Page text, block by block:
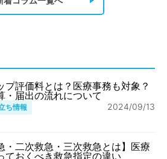
プ評価料とは？医療事務も対象？
・届出の流れについて
ち情報 2024/09/13
・二次救急・三次救急とは】医療
ておくべき救急指定の違い